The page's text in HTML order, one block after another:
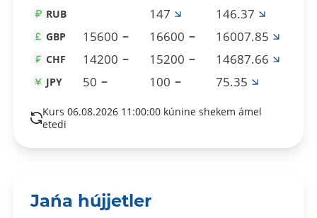
RUB 147 146.37
GBP 15600 16600 16007.85
CHF 14200 15200 14687.66
JPY 50 100 75.35
Kurs 06.08.2026 11:00:00 kúnine shekem ámel
etedi
Jańa hújjetler